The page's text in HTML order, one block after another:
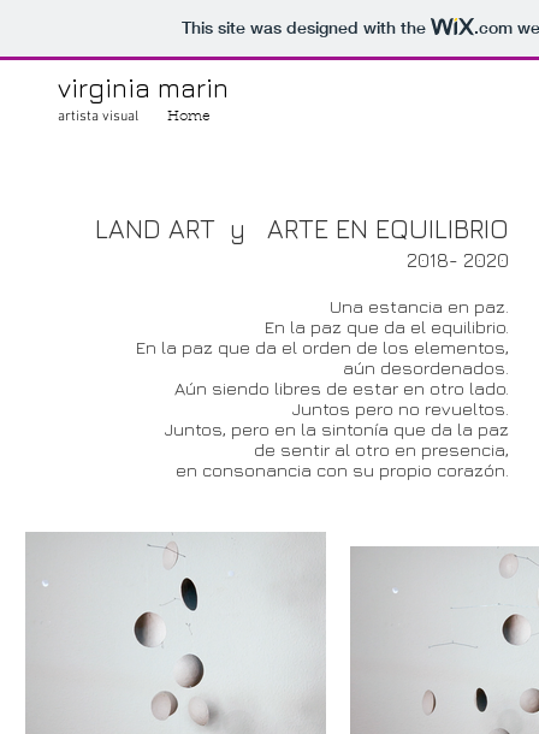
This site was designed with the .com
virginia marin
artista visual Home
LAND ART y ARTE EN EQUILIBRIO
2018- 2020
Una estancia en paz.
En la paz que da el equilibrio.
En la paz que da el orden de los elementos,
aún desordenados.
Aún siendo libres de estar en otro lado.
Juntos pero no revueltos.
Juntos, pero en la sintonía que da la paz
de sentir al otro en presencia,
en consonancia con su propio corazón.